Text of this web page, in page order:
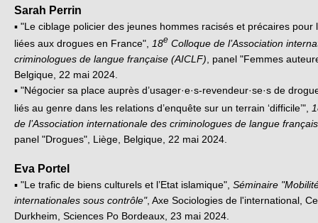
Sarah Perrin
▪ "Le ciblage policier des jeunes hommes racisés et précaires pour
liées aux drogues en France", 18e Colloque de l’Association
criminologues de langue française (AICLF), panel "Femmes
Belgique, 22 mai 2024.
▪ "Négocier sa place auprès d’usager·e·s-revendeur·se·s de
liés au genre dans les relations d’enquête sur un terrain ‘difficile’",
de l’Association internationale des criminologues de langue
panel "Drogues", Liège, Belgique, 22 mai 2024.
Eva Portel
▪ "Le trafic de biens culturels et l’Etat islamique", Séminaire
internationales sous contrôle", Axe Sociologies de l'international,
Durkheim, Sciences Po Bordeaux, 23 mai 2024.